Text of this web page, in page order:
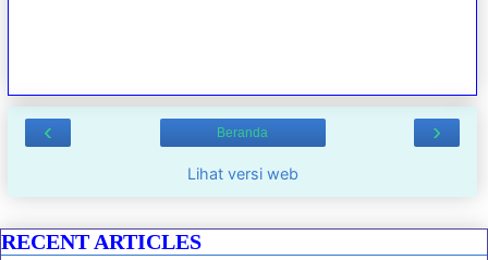
‹ ›
Beranda
Lihat versi web
RECENT ARTICLES